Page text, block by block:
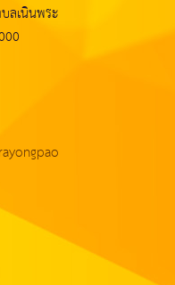
ลเนินพระ